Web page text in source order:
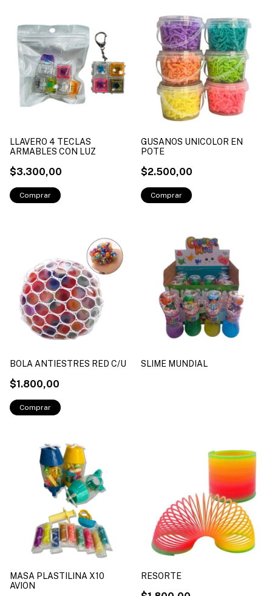
LLAVERO 4 TECLAS
ARMABLES CON LUZ
$3.300,00
GUSANOS UNICOLOR EN
POTE
$2.500,00
BOLA ANTIESTRES RED C/U
$1.800,00
SLIME MUNDIAL
MASA PLASTILINA X10
AVION
RESORTE